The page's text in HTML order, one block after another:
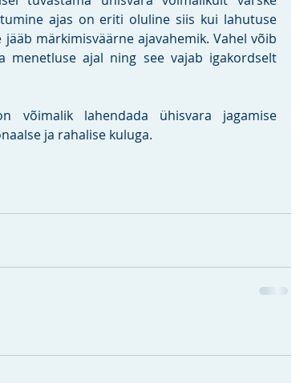
ajas on eriti oluline siis kui lahutuse
märkimisväärne ajavahemik. Vahel võib
menetluse ajal ning see vajab igakordselt
võimalik lahendada ühisvara jagamise
ja rahalise kuluga.